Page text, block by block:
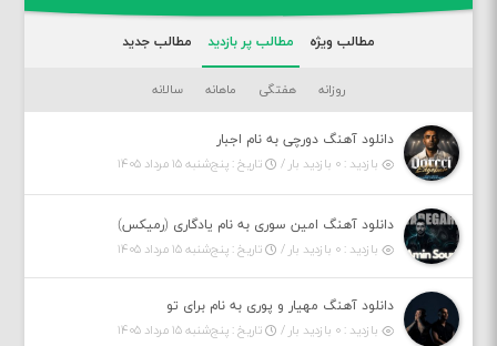
مطالب ویژه مطالب پر بازدید مطالب جدید
روزانه هفتگی ماهانه سالانه
دانلود آهنگ دورچی به نام اجبار
بازدید : ۰ بازدید بار /
تاریخ : پنج‌شنبه ۱۵ مرداد ۱۴۰۵
دانلود آهنگ امین سوری به نام یادگاری (رمیکس)
بازدید : ۰ بازدید بار /
تاریخ : پنج‌شنبه ۱۵ مرداد ۱۴۰۵
دانلود آهنگ مهیار و پوری به نام برای تو
بازدید : ۰ بازدید بار /
تاریخ : پنج‌شنبه ۱۵ مرداد ۱۴۰۵